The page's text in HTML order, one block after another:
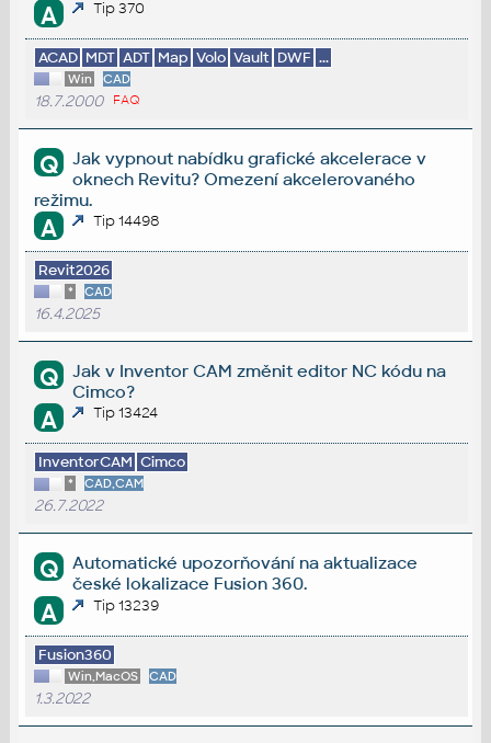
A Tip 370
ACAD MDT ADT Map Volo Vault DWF ...
Win CAD
18.7.2000 FAQ
Q
Jak vypnout nabídku grafické akcelerace v
oknech Revitu? Omezení akcelerovaného
režimu.
A Tip 14498
Revit2026
* CAD
16.4.2025
Q
Jak v Inventor CAM změnit editor NC kódu na
Cimco?
A Tip 13424
InventorCAM Cimco
* CAD,CAM
26.7.2022
Q
Automatické upozorňování na aktualizace
české lokalizace Fusion 360.
A Tip 13239
Fusion360
Win,MacOS CAD
1.3.2022